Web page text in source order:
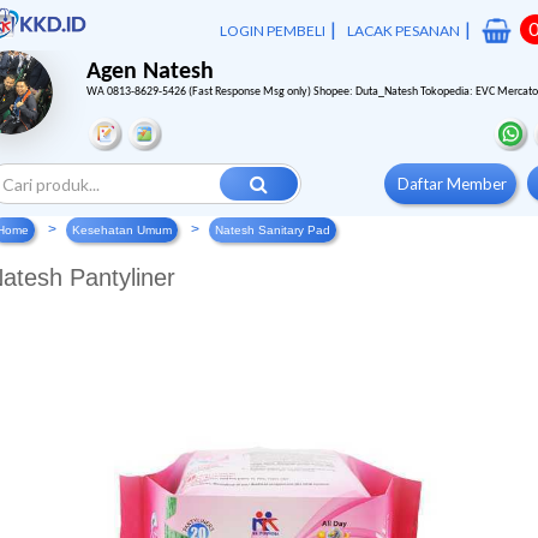
LOGIN PEMBELI | LACAK PESANAN | 0
Agen Natesh
WA 0813-8629-5426 (Fast Response Msg only) Shopee: Duta_Natesh Tokopedia: EVC Mercato
Daftar Member
Kesehatan Umum Natesh Sanitary Pad
Pantyliner